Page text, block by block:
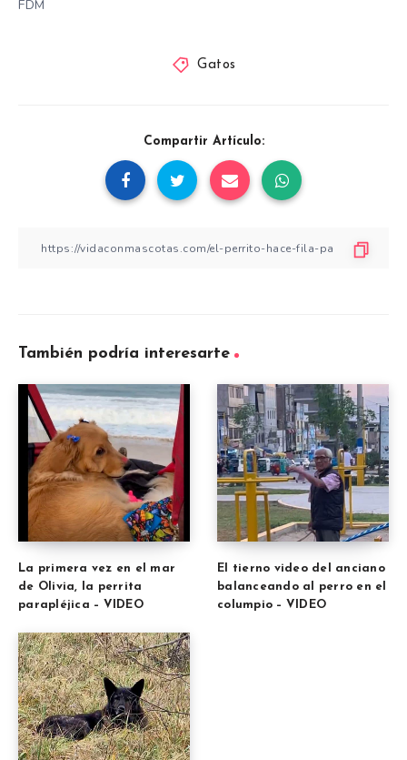
FDM
Gatos
Compartir Artículo:
También podría interesarte
La primera vez en el mar
de Olivia, la perrita
parapléjica – VIDEO
El tierno video del anciano
balanceando al perro en el
columpio – VIDEO